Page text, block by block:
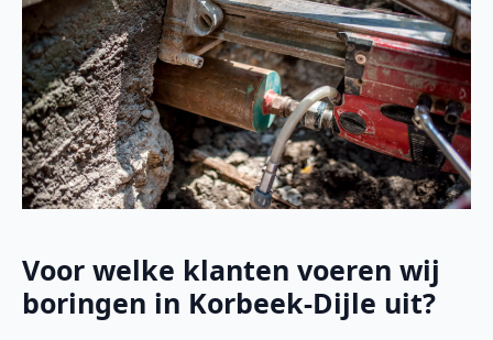
Voor welke klanten voeren wij
boringen in Korbeek-Dijle uit?